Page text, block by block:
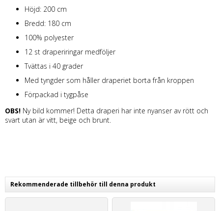
Höjd: 200 cm
Bredd: 180 cm
100% polyester
12 st draperiringar medföljer
Tvättas i 40 grader
Med tyngder som håller draperiet borta från kroppen
Förpackad i tygpåse
OBS! Ny bild kommer! Detta draperi har inte nyanser av rött och
svart utan är vitt, beige och brunt.
Rekommenderade tillbehör till denna produkt